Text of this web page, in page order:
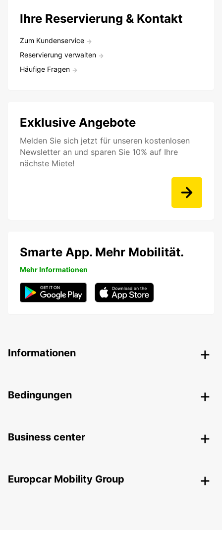
Ihre Reservierung & Kontakt
Zum Kundenservice
Reservierung verwalten
Häufige Fragen
Exklusive Angebote
Melden Sie sich jetzt für unseren kostenlosen
Newsletter an und sparen Sie 10% auf Ihre
nächste Miete!
Smarte App. Mehr Mobilität.
Mehr Informationen
Informationen
Bedingungen
Business center
Europcar Mobility Group